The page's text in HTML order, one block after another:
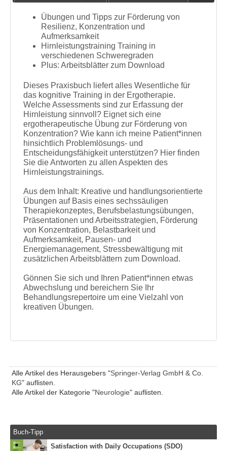
Übungen und Tipps zur Förderung von
Resilienz, Konzentration und
Aufmerksamkeit
Hirnleistungstraining Training in
verschiedenen Schweregraden
Plus: Arbeitsblätter zum Download
Dieses Praxisbuch liefert alles Wesentliche für
das kognitive Training in der Ergotherapie.
Welche Assessments sind zur Erfassung der
Hirnleistung sinnvoll? Eignet sich eine
ergotherapeutische Übung zur Förderung von
Konzentration? Wie kann ich meine Patient*innen
hinsichtlich Problemlösungs- und
Entscheidungsfähigkeit unterstützen? Hier finden
Sie die Antworten zu allen Aspekten des
Hirnleistungstrainings.
Aus dem Inhalt: Kreative und handlungsorientierte
Übungen auf Basis eines sechssäuligen
Therapiekonzeptes, Berufsbelastungsübungen,
Präsentationen und Arbeitsstrategien, Förderung
von Konzentration, Belastbarkeit und
Aufmerksamkeit, Pausen- und
Energiemanagement, Stressbewältigung mit
zusätzlichen Arbeitsblättern zum Download.
Gönnen Sie sich und Ihren Patient*innen etwas
Abwechslung und bereichern Sie Ihr
Behandlungsrepertoire um eine Vielzahl von
kreativen Übungen.
Alle Artikel des Herausgebers "Springer-Verlag GmbH & Co.
KG" auflisten.
Alle Artikel der Kategorie "Neurologie" auflisten.
Buch-Tipp
Satisfaction with Daily Occupations (SDO)